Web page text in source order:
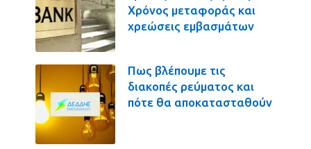
Χρόνος μεταφοράς και
χρεώσεις εμβασμάτων
Πως βλέπουμε τις
διακοπές ρεύματος και
πότε θα αποκατασταθούν